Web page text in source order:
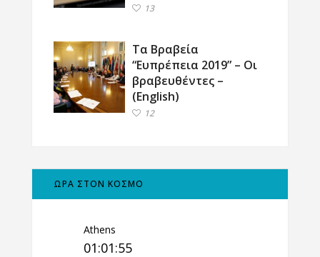
13
Τα Βραβεία
“Ευπρέπεια 2019” – Οι
βραβευθέντες –
(English)
12
ΩΡΑ ΣΤΟΝ ΚΟΣΜΟ
Athens
01:01:55